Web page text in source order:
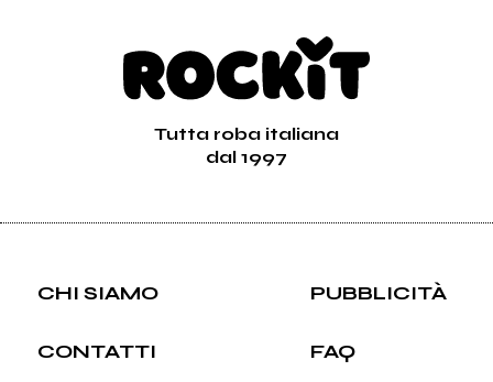
Tutta roba italiana
dal 1997
CHI SIAMO PUBBLICITÀ
CONTATTI FAQ